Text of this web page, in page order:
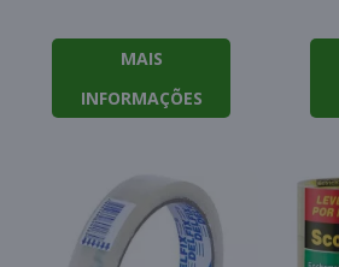
MAIS
INFORMAÇÕES